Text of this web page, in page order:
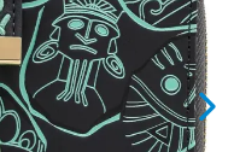
next